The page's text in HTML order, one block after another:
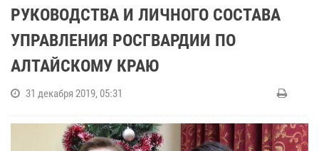
РУКОВОДСТВА И ЛИЧНОГО СОСТАВА
УПРАВЛЕНИЯ РОСГВАРДИИ ПО
АЛТАЙСКОМУ КРАЮ
31 декабря 2019, 05:31